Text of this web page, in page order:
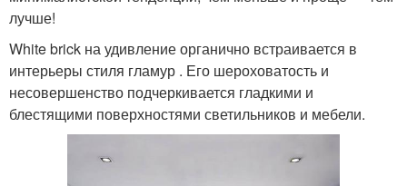
лучше!
White brick на удивление органично встраивается в
интерьеры стиля гламур . Его шероховатость и
несовершенство подчеркивается гладкими и
блестящими поверхностями светильников и мебели.